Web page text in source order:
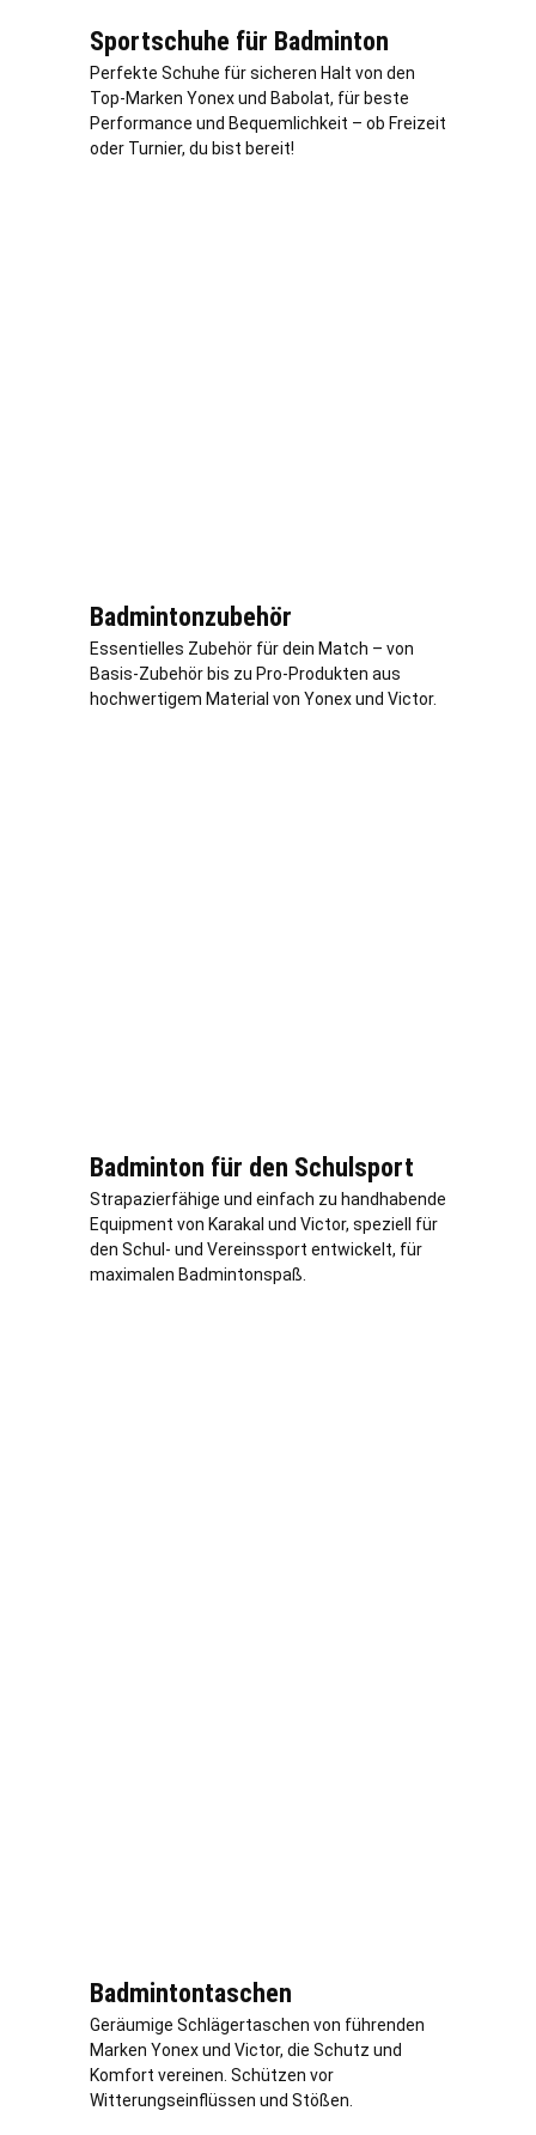
Sportschuhe für Badminton
Perfekte Schuhe für sicheren Halt von den
Top-Marken Yonex und Babolat, für beste
Performance und Bequemlichkeit – ob Freizeit
oder Turnier, du bist bereit!
Badmintonzubehör
Essentielles Zubehör für dein Match – von
Basis-Zubehör bis zu Pro-Produkten aus
hochwertigem Material von Yonex und Victor.
Badminton für den Schulsport
Strapazierfähige und einfach zu handhabende
Equipment von Karakal und Victor, speziell für
den Schul- und Vereinssport entwickelt, für
maximalen Badmintonspaß.
Badmintontaschen
Geräumige Schlägertaschen von führenden
Marken Yonex und Victor, die Schutz und
Komfort vereinen. Schützen vor
Witterungseinflüssen und Stößen.